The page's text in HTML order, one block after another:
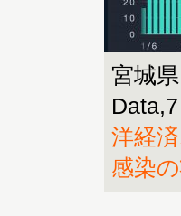
宮城
洋経
感染の